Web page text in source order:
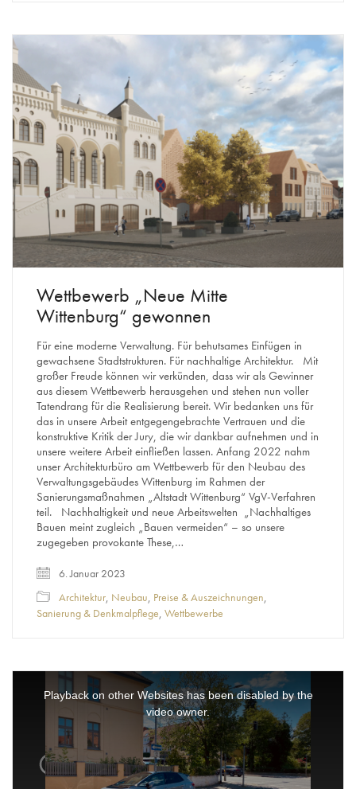
Wettbewerb „Neue Mitte
Wittenburg“ gewonnen
Für eine moderne Verwaltung. Für behutsames Einfügen in
gewachsene Stadtstrukturen. Für nachhaltige Architektur. Mit
großer Freude können wir verkünden, dass wir als Gewinner
aus diesem Wettbewerb herausgehen und stehen nun voller
Tatendrang für die Realisierung bereit. Wir bedanken uns für
das in unsere Arbeit entgegengebrachte Vertrauen und die
konstruktive Kritik der Jury, die wir dankbar aufnehmen und in
unsere weitere Arbeit einfließen lassen. Anfang 2022 nahm
unser Architekturbüro am Wettbewerb für den Neubau des
Verwaltungsgebäudes Wittenburg im Rahmen der
Sanierungsmaßnahmen „Altstadt Wittenburg“ VgV-Verfahren
teil. Nachhaltigkeit und neue Arbeitswelten „Nachhaltiges
Bauen meint zugleich „Bauen vermeiden“ – so unsere
zugegeben provokante These,…
6. Januar 2023
Architektur Neubau Preise & Auszeichnungen
Sanierung & Denkmalpflege Wettbewerbe
This
Playback on other Websites has been disabled by the
video owner.